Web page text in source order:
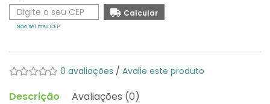
Não sei meu CEP
0 avaliações / Avalie este produto
Descrição Avaliações (0)